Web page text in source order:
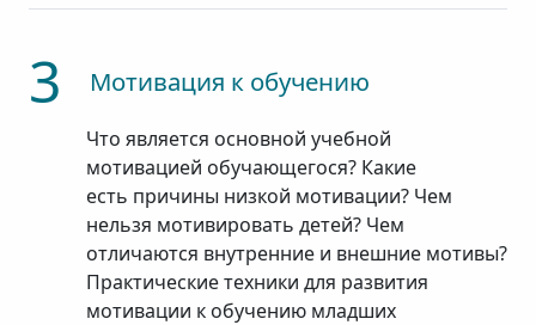
3 Мотивация к обучению
Что является основной учебной
мотивацией обучающегося? Какие
есть причины низкой мотивации? Чем
нельзя мотивировать детей? Чем
отличаются внутренние и внешние мотивы?
Практические техники для развития
мотивации к обучению младших